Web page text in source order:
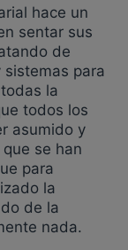
hace un
sentar sus
de
sistemas para
la
todos los
asumido y
se han
para
la
de la
nada.